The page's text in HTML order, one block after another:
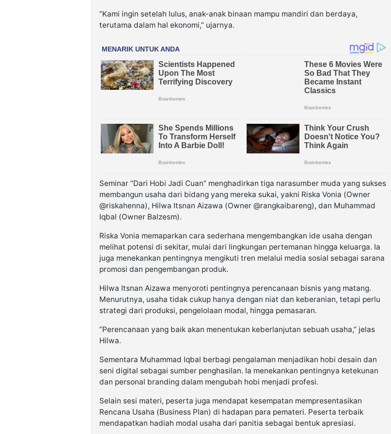
“Kami ingin setelah lulus, anak-anak binaan mampu mandiri dan berdaya,
terutama dalam hal ekonomi,” ujarnya.
Seminar “Dari Hobi Jadi Cuan” menghadirkan tiga narasumber muda yang sukses
membangun usaha dari bidang yang mereka sukai, yakni Riska Vonia (Owner
@riskahenna), Hilwa Itsnan Aizawa (Owner @rangkaibareng), dan Muhammad
Iqbal (Owner Balzesm).
Riska Vonia memaparkan cara sederhana mengembangkan ide usaha dengan
melihat potensi di sekitar, mulai dari lingkungan pertemanan hingga keluarga. Ia
juga menekankan pentingnya mengikuti tren melalui media sosial sebagai sarana
promosi dan pengembangan produk.
Hilwa Itsnan Aizawa menyoroti pentingnya perencanaan bisnis yang matang.
Menurutnya, usaha tidak cukup hanya dengan niat dan keberanian, tetapi perlu
strategi dari produksi, pengelolaan modal, hingga pemasaran.
“Perencanaan yang baik akan menentukan keberlanjutan sebuah usaha,” jelas
Hilwa.
Sementara Muhammad Iqbal berbagi pengalaman menjadikan hobi desain dan
seni digital sebagai sumber penghasilan. Ia menekankan pentingnya ketekunan
dan personal branding dalam mengubah hobi menjadi profesi.
Selain sesi materi, peserta juga mendapat kesempatan mempresentasikan
Rencana Usaha (Business Plan) di hadapan para pemateri. Peserta terbaik
mendapatkan hadiah modal usaha dari panitia sebagai bentuk apresiasi.